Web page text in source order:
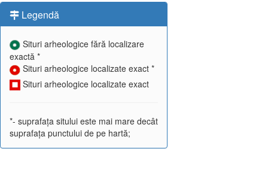
Legendă
Situri arheologice fără localizare
exactă *
Situri arheologice localizate exact *
Situri arheologice localizate exact
*- suprafața sitului este mai mare decât
suprafața punctului de pe hartă;